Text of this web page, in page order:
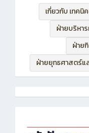
เกี่ยวกับ เทค
ฝ่ายบริห
ฝ่าย
ฝ่ายยุทธศาสตร์แ